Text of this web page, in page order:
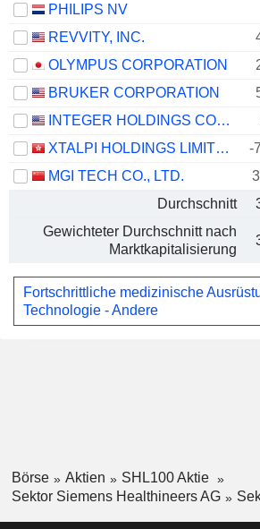
PHILIPS NV
REVVITY, INC.
OLYMPUS CORPORATION
BRUKER CORPORATION
INTEGER HOLDINGS CORPORATION
XTALPI HOLDINGS LIMITED
-
MGI TECH CO., LTD.
Durchschnitt
Gewichteter Durchschnitt nach
Marktkapitalisierung
Fortschrittliche medizinische
Technologie - Andere
Börse Aktien
SHL100 Aktie
Sektor Siemens Healthineers AG